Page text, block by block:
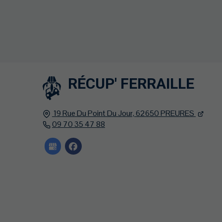
RÉCUP' FERRAILLE
19 Rue Du Point Du Jour,62650PREURES
09 70 35 47 88